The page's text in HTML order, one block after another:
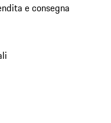
e consegna